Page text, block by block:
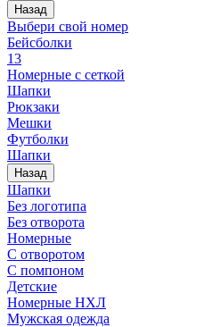
Назад
Выбери свой номер
Бейсболки
13
Номерные с сеткой
Шапки
Рюкзаки
Мешки
Футболки
Шапки
Назад
Шапки
Без логотипа
Без отворота
Номерные
С отворотом
С помпоном
Детские
Номерные НХЛ
Мужская одежда